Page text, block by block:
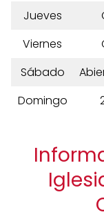
Jueves
Viernes
Sábado
Domingo